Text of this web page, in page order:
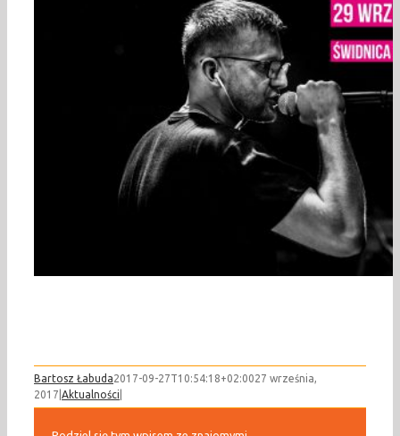
Bartosz Łabuda2017-09-27T10:54:18+02:0027 września,
2017 Aktualności